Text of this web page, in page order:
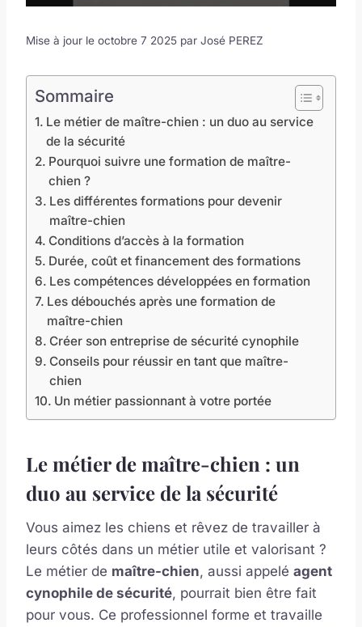
Mise à jour le octobre 7 2025 par José PEREZ
Sommaire
Le métier de maître-chien : un duo au service
de la sécurité
Pourquoi suivre une formation de maître-
chien ?
Les différentes formations pour devenir
maître-chien
Conditions d’accès à la formation
Durée, coût et financement des formations
Les compétences développées en formation
Les débouchés après une formation de
maître-chien
Créer son entreprise de sécurité cynophile
Conseils pour réussir en tant que maître-
chien
Un métier passionnant à votre portée
Le métier de maître-chien : un
duo au service de la sécurité
Vous aimez les chiens et rêvez de travailler à
leurs côtés dans un métier utile et valorisant ?
Le métier de maître-chien, aussi appelé agent
cynophile de sécurité, pourrait bien être fait
pour vous. Ce professionnel forme et travaille